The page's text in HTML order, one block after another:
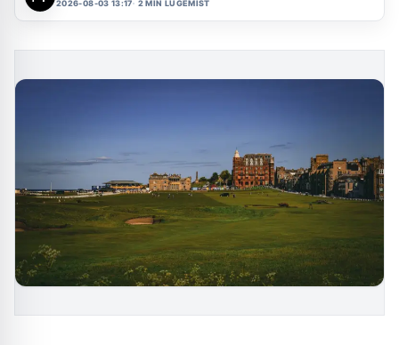
2026-08-03 13:17 2 MIN LUGEMIST